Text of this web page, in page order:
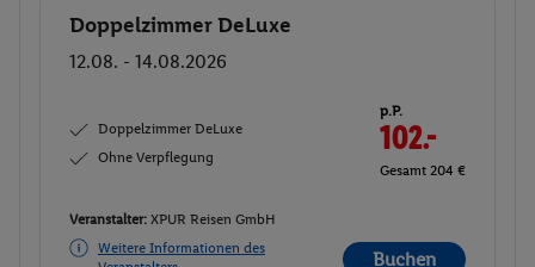
Buchen
Doppelzimmer DeLuxe
12.08. - 14.08.2026
Doppelzimmer DeLuxe
Ohne Verpflegung
p.P.
102.-
Gesamt 204 €
Veranstalter: XPUR Reisen GmbH
Weitere Informationen des
Buchen